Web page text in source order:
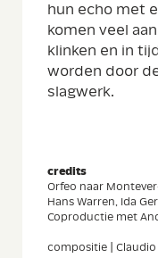
hun echo met
komen veel
klinken en in
worden door
slagwerk.
credits
Orfeo naar
Hans Warren, Ida
Coproductie met
compositie |